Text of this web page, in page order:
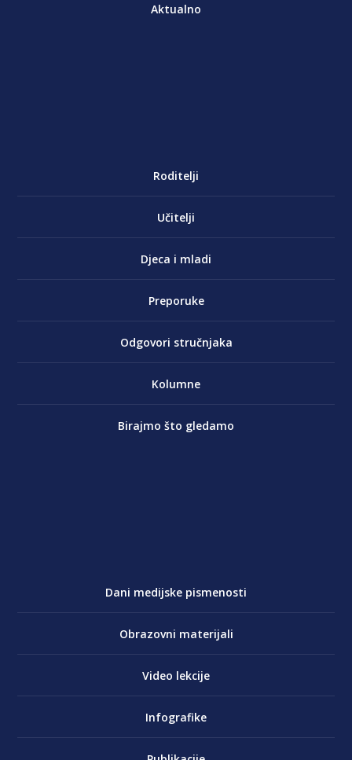
Aktualno
Roditelji
Učitelji
Djeca i mladi
Preporuke
Odgovori stručnjaka
Kolumne
Birajmo što gledamo
Dani medijske pismenosti
Obrazovni materijali
Video lekcije
Infografike